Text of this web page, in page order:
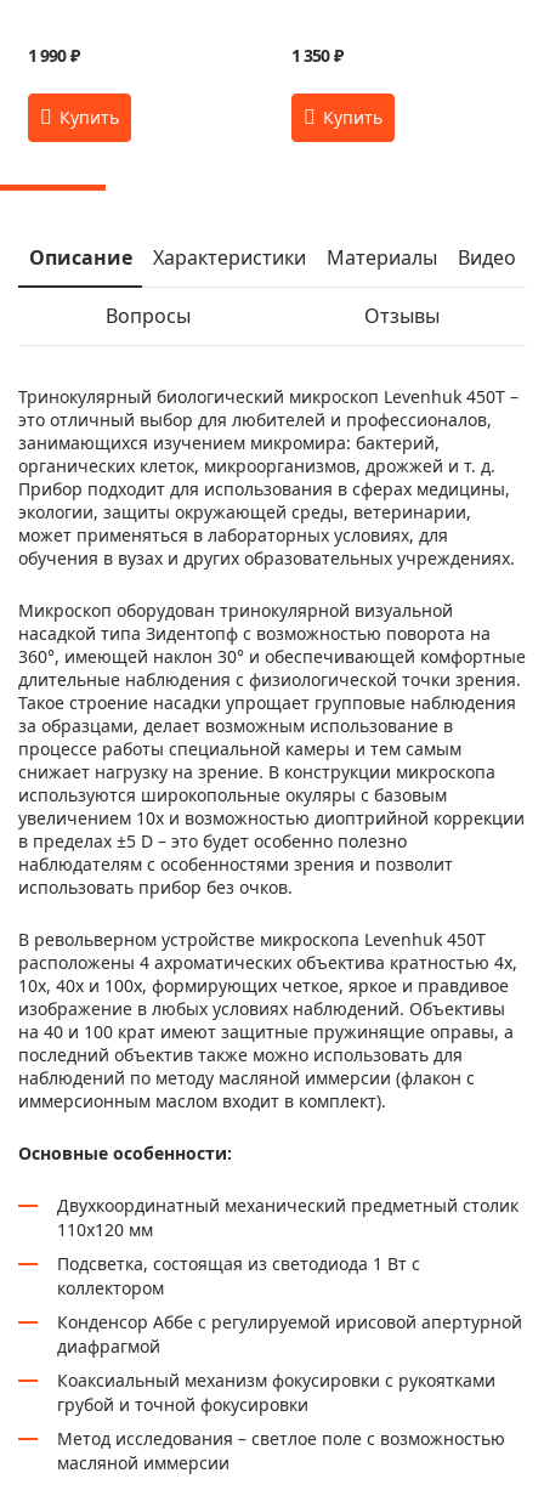
1 990 ₽ 1 350 ₽
Описание Характеристики Материалы Видео
Вопросы Отзывы
Тринокулярный биологический микроскоп Levenhuk 450T –
это отличный выбор для любителей и профессионалов,
занимающихся изучением микромира: бактерий,
органических клеток, микроорганизмов, дрожжей и т. д.
Прибор подходит для использования в сферах медицины,
экологии, защиты окружающей среды, ветеринарии,
может применяться в лабораторных условиях, для
обучения в вузах и других образовательных учреждениях.
Микроскоп оборудован тринокулярной визуальной
насадкой типа Зидентопф с возможностью поворота на
360°, имеющей наклон 30° и обеспечивающей комфортные
длительные наблюдения с физиологической точки зрения.
Такое строение насадки упрощает групповые наблюдения
за образцами, делает возможным использование в
процессе работы специальной камеры и тем самым
снижает нагрузку на зрение. В конструкции микроскопа
используются широкопольные окуляры с базовым
увеличением 10х и возможностью диоптрийной коррекции
в пределах ±5 D – это будет особенно полезно
наблюдателям с особенностями зрения и позволит
использовать прибор без очков.
В револьверном устройстве микроскопа Levenhuk 450T
расположены 4 ахроматических объектива кратностью 4х,
10х, 40х и 100х, формирующих четкое, яркое и правдивое
изображение в любых условиях наблюдений. Объективы
на 40 и 100 крат имеют защитные пружинящие оправы, а
последний объектив также можно использовать для
наблюдений по методу масляной иммерсии (флакон с
иммерсионным маслом входит в комплект).
Основные особенности:
Двухкоординатный механический предметный столик
110х120 мм
Подсветка, состоящая из светодиода 1 Вт с
коллектором
Конденсор Аббе с регулируемой ирисовой апертурной
диафрагмой
Коаксиальный механизм фокусировки с рукоятками
грубой и точной фокусировки
Метод исследования – светлое поле с возможностью
масляной иммерсии